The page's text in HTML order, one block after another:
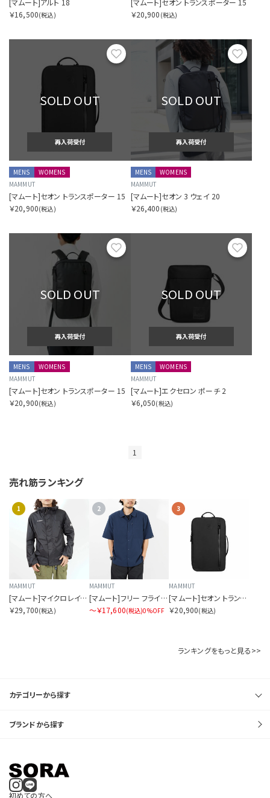
￥16,500(税込)
￥20,900 (税込)
お気に入り
SOLD OUT
再入荷受付
MENS
WOMENS
MAMMUT
[マムート]セオン トランスポーター 15
￥20,900(税込)
SOLD OUT
再入荷受付
MENS
WOMENS
MAMMUT
[マムート]セオン 3 ウェイ 20
￥26,400 (税込)
お気に入り
SOLD OUT
再入荷受付
MENS
WOMENS
MAMMUT
[マムート]セオン トランスポーター 15
￥20,900(税込)
SOLD OUT
再入荷受付
MENS
WOMENS
MAMMUT
[マムート]エクセロン ポーチ 2
￥6,050(税込)
1
売れ筋ランキング
1
MAMMUT
[マムート]マイクロレイヤー 3.0 ハードシェル フーデッド ジャケット アジアンフィット メンズ
￥29,700(税込)
2
MAMMUT
[マムート]フリー フライデー シャツ アジアンフィット
〜￥17,600(税込)0%OFF
3
MAMMUT
[マムート]セオン トランスポーター 15
￥20,900(税込)
ランキングをもっと見る>>
カテゴリーから探す
ブランドから探す
初めての方へ